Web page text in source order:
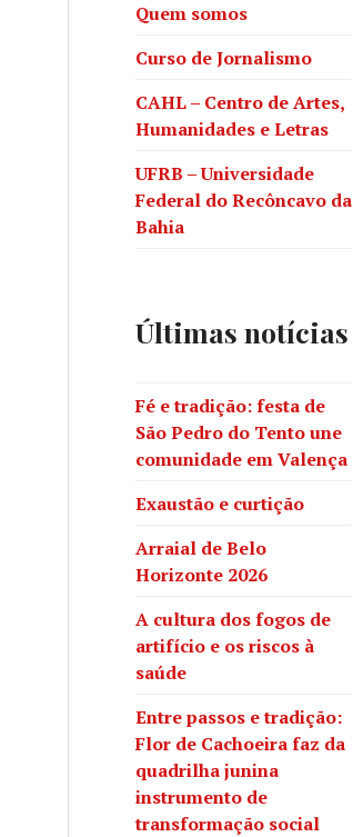
Quem somos
Curso de Jornalismo
CAHL – Centro de Artes,
Humanidades e Letras
UFRB – Universidade
Federal do Recôncavo da
Bahia
Últimas notícias
Fé e tradição: festa de
São Pedro do Tento une
comunidade em Valença
Exaustão e curtição
Arraial de Belo
Horizonte 2026
A cultura dos fogos de
artifício e os riscos à
saúde
Entre passos e tradição:
Flor de Cachoeira faz da
quadrilha junina
instrumento de
transformação social